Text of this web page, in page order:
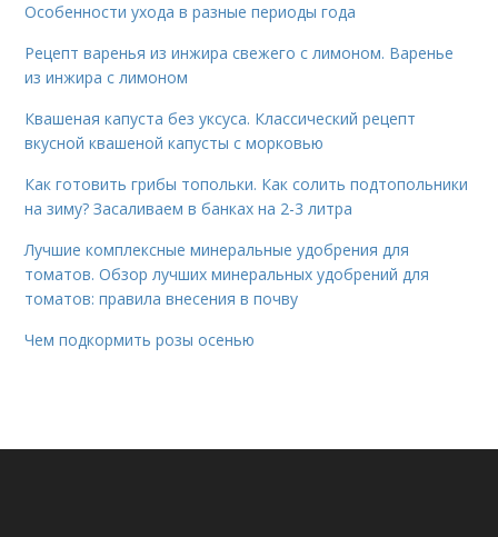
Особенности ухода в разные периоды года
Рецепт варенья из инжира свежего с лимоном. Варенье
из инжира с лимоном
Квашеная капуста без уксуса. Классический рецепт
вкусной квашеной капусты с морковью
Как готовить грибы топольки. Как солить подтопольники
на зиму? Засаливаем в банках на 2-3 литра
Лучшие комплексные минеральные удобрения для
томатов. Обзор лучших минеральных удобрений для
томатов: правила внесения в почву
Чем подкормить розы осенью